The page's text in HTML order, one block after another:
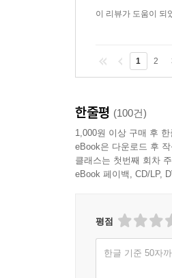
Day 02
Day 03 Appearance
Day 05 Thoughts &
Day 06
Section 2 Daily Life
Day 09 Clothes
Day 10 School &
Day 11 Jobs & Work
이 리뷰가 도움이 되
1 2
한줄평 (100건)
1,000원 이상 구매 후 한
eBook은 다운로드 후
클래스는 첫번째 회차
eBook 페이백, CD/LP,
평점
한글 기준 50자